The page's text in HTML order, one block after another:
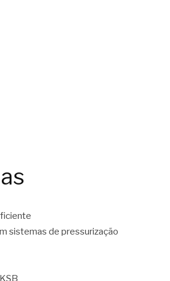
sistemas de pressurização